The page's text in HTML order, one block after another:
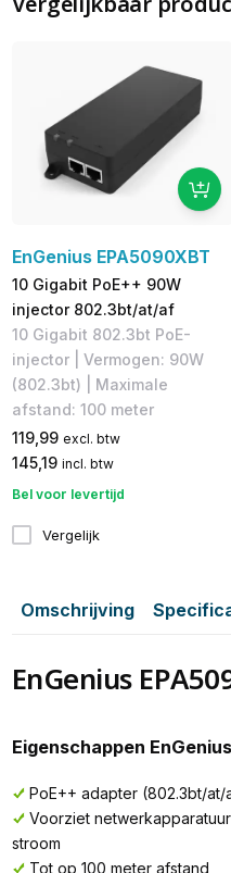
EnGenius EPA5090XBT
10 Gigabit PoE++ 90W
injector 802.3bt/at/af
10 Gigabit 802.3bt PoE-
injector | Vermogen: 90W
(802.3bt) | Maximale
afstand: 100 meter
119,99 excl. btw
145,19 incl. btw
Bel voor levertijd
Vergelijk
Omschrijving
EnGenius
Eigenschappen
PoE++ adapter (802.3bt/at/
Voorziet
stroom
Tot op 100 meter afstand